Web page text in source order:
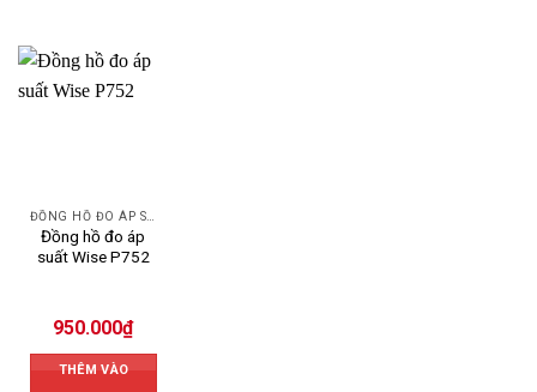
Đồng hồ đo áp
suất Wise P752
950.000₫
THÊM VÀO